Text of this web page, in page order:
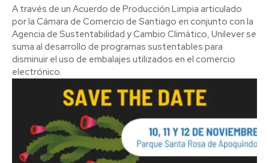
A través de un Acuerdo de Producción Limpia articulado
por la Cámara de Comercio de Santiago en conjunto con la
Agencia de Sustentabilidad y Cambio Climático, Unilever se
suma al desarrollo de programas sustentables para
disminuir el uso de embalajes utilizados en el comercio
electrónico.